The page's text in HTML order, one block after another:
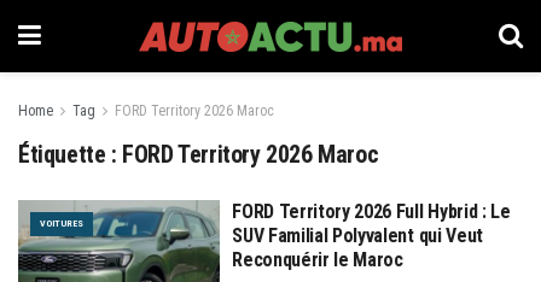
Home Tag FORD Territory 2026 Maroc
Étiquette : FORD Territory 2026 Maroc
VOITURES
FORD Territory 2026 Full Hybrid : Le
SUV Familial Polyvalent qui Veut
Reconquérir le Maroc